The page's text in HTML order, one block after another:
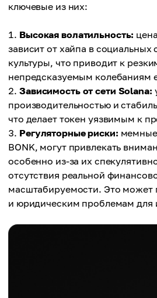
ключевые из них:
Высокая волатильность:
зависит от хайпа в социальных
культуры, что приводит к
непредсказуемым колебаниям
Зависимость от сети Solana:
производительностью и
что делает токен уязвимым к
Регуляторные риски:
BONK, могут привлекать
особенно из-за их
отсутствия реальной
масштабируемости. Это может
и юридическим проблемам для